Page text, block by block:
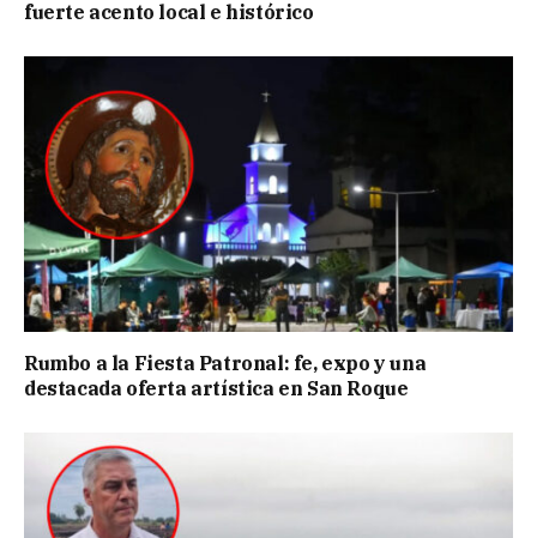
fuerte acento local e histórico
Rumbo a la Fiesta Patronal: fe, expo y una
destacada oferta artística en San Roque